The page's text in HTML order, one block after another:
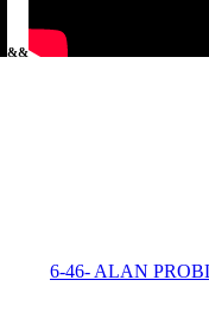
&&
6-46- ALAN